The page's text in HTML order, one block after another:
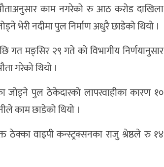
काम नगरेको रु आठ करोड दाखिला
भेरी नदीमा पुल निर्माण अधुरै छाडेको थियो ।
गत मङ्सिर २९ गते को विभागीय निर्णयानुसार
गरेको थियो ।
जोड्ने पुल ठेकेदारको लापरवाहीका कारण १०
काम छाडेको थियो ।
ठेक्का वाइपी कन्स्ट्रक्सनका राजु श्रेष्ठले रु १४